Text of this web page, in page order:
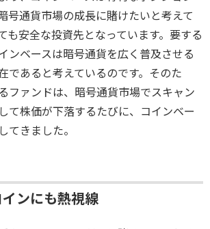
号通貨市場の成長に賭けたいと考えて
も安全な投資先となっています。要する
ンベースは暗号通貨を広く普及させる
であると考えているのです。そのた
ファンドは、暗号通貨市場でスキャン
て株価が下落するたびに、コインベー
てきました。
ンにも熱視線